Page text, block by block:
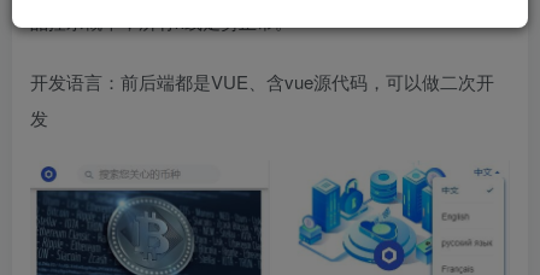
品控杀概率，所有k线走势正常。
开发语言：前后端都是VUE、含vue源代码，可以做二次开
发